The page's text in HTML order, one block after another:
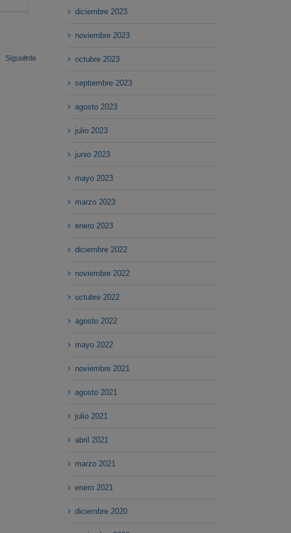
Siguiente
diciembre 2023
noviembre 2023
octubre 2023
septiembre 2023
agosto 2023
julio 2023
junio 2023
mayo 2023
marzo 2023
enero 2023
diciembre 2022
noviembre 2022
octubre 2022
agosto 2022
mayo 2022
noviembre 2021
agosto 2021
julio 2021
abril 2021
marzo 2021
enero 2021
diciembre 2020